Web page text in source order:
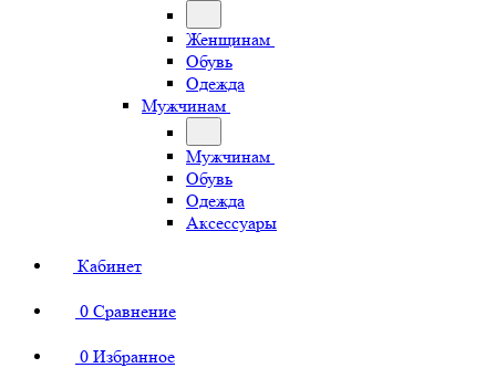
Женщинам
Обувь
Одежда
Мужчинам
Мужчинам
Обувь
Одежда
Аксессуары
Кабинет
0 Сравнение
0 Избранное